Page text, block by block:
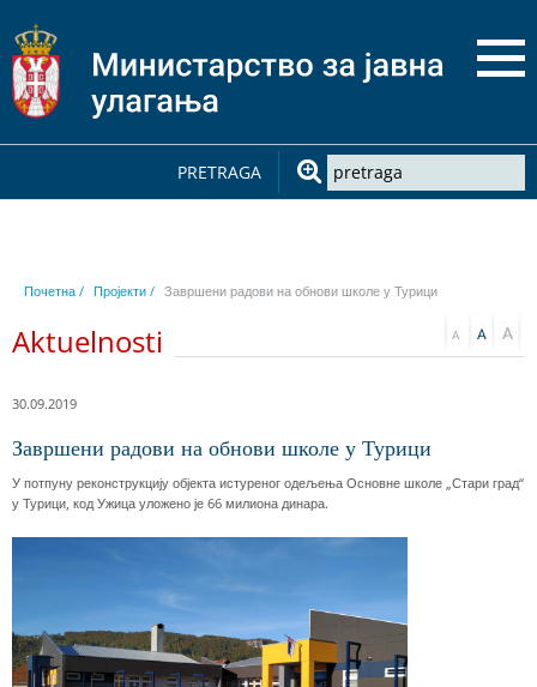
PRETRAGA
Почетна / Пројекти / Завршени радови на обнови школе у Турици
Aktuelnosti
30.09.2019
Завршени радови на обнови школе у Турици
У потпуну реконструкцију објекта истуреног одељења Основне школе „Стари град“
у Турици, код Ужица уложено је 66 милиона динара.